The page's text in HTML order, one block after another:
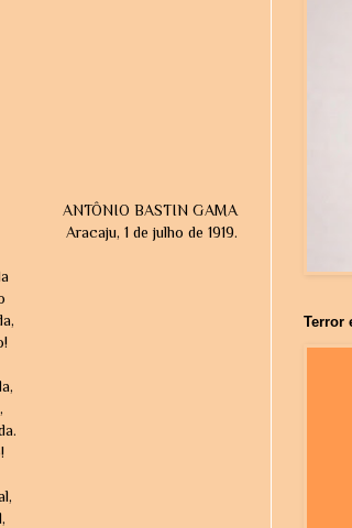
ANTÔNIO BASTIN GAMA
Aracaju, 1 de julho de 1919.
Terror